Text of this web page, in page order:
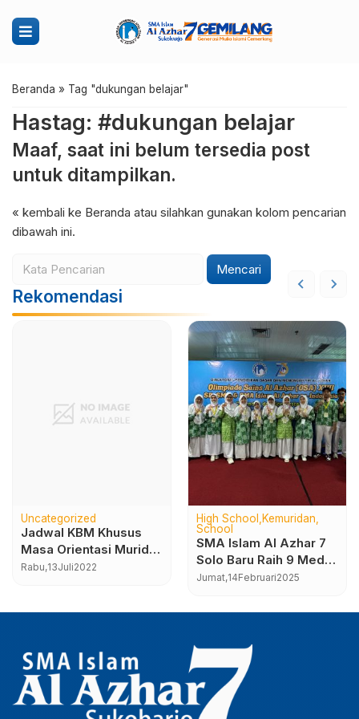
Beranda » Tag "dukungan belajar"
Hastag: #dukungan belajar
Maaf, saat ini belum tersedia post
untuk ditampilkan.
« kembali ke Beranda atau silahkan gunakan kolom pencarian
dibawah ini.
Mencari
Rekomendasi
Uncategorized
Jadwal KBM Khusus
Masa Orientasi Murid
2022/2023
Rabu,13Juli2022
High School
Kemuridan
School
SMA Islam Al Azhar 7
Solo Baru Raih 9 Medali
di Olimpiade Sains Al
Jumat,14Februari2025